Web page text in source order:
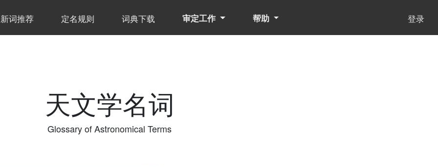
新词推荐 定名规则 词典下载 审定工作 帮助 登录
天文学名词
Glossary of Astronomical Terms